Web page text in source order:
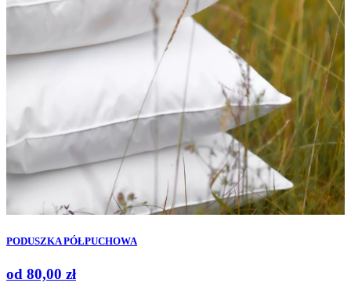
PODUSZKA PÓŁPUCHOWA
od 80,00 zł